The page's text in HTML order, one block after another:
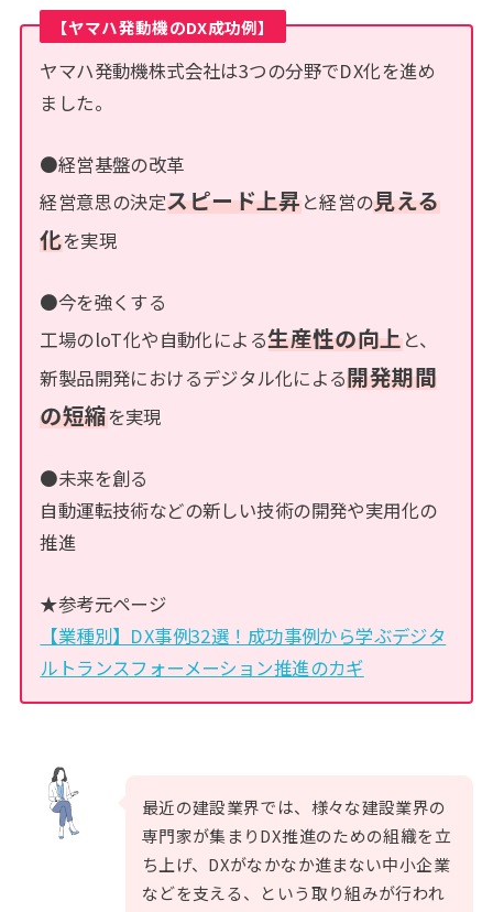
【ヤマハ発動機のDX成功例】
ヤマハ発動機株式会社は3つの分野でDX化を進め
ました。
●経営基盤の改革
経営意思の決定スピード上昇と経営の見える
化を実現
●今を強くする
工場のloT化や自動化による生産性の向上と、
新製品開発におけるデジタル化による開発期間
の短縮を実現
●未来を創る
自動運転技術などの新しい技術の開発や実用化の
推進
★参考元ページ
【業種別】DX事例32選！成功事例から学ぶデジタ
ルトランスフォーメーション推進のカギ
最近の建設業界では、様々な建設業界の
専門家が集まりDX推進のための組織を立
ち上げ、DXがなかなか進まない中小企業
などを支える、という取り組みが行われ